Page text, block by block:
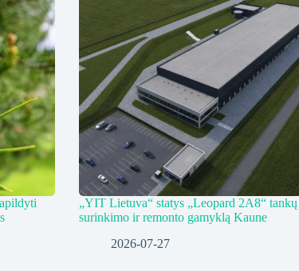
„YIT Lietuva“ statys „Leopard 2A8“ tankų
surinkimo ir remonto gamyklą Kaune
2026-07-27